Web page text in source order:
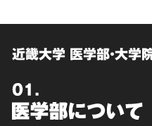
近畿大学 医学部・大学